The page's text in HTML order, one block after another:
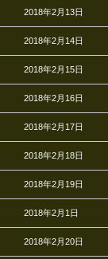
2018年2月13日
2018年2月14日
2018年2月15日
2018年2月16日
2018年2月17日
2018年2月18日
2018年2月19日
2018年2月1日
2018年2月20日